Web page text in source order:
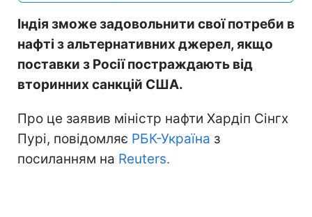
Індія зможе задовольнити свої потреби в
нафті з альтернативних джерел, якщо
поставки з Росії постраждають від
вторинних санкцій США.
Про це заявив міністр нафти Хардіп Сінгх
Пурі, повідомляє РБК-Україна з
посиланням на Reuters.